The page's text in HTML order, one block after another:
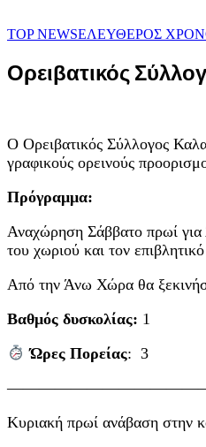
TOP NEWSΕΛΕΥΘΕΡΟΣ
Ορειβατικός
Ο Ορειβατικός Σύλλογος
γραφικούς ορεινούς
Πρόγραμμα:
Αναχώρηση Σάββατο πρωί
του χωριού και τον
Από την Άνω Χώρα θα
Βαθμός δυσκολίας: 1
Ώρες Πορείας: 3
Κυριακή πρωί ανάβαση στην